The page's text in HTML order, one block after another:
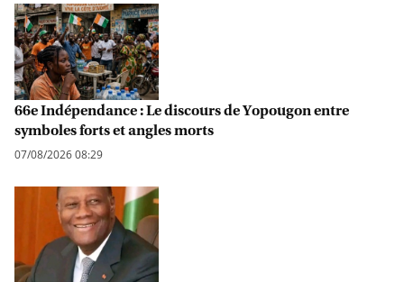
66e Indépendance : Le discours de Yopougon entre
symboles forts et angles morts
07/08/2026 08:29